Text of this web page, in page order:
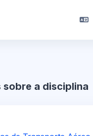
a disciplina